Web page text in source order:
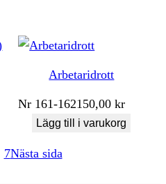
Arbetaridrott
Nr 161-162150,00kr
Lägg till i varukorg
7Nästa sida